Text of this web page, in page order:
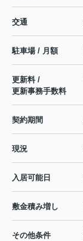
交通
駐車場 / 月額
更新料 /
更新事務手数料
契約期間
現況
入居可能日
敷金積み増し
その他条件